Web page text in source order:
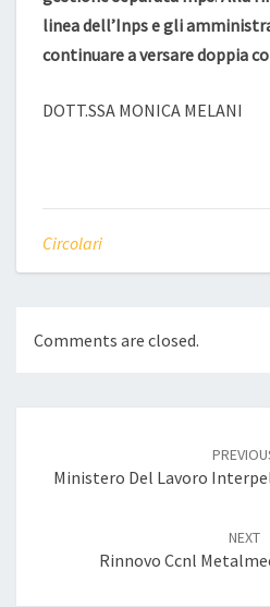
linea dell’Inps e gli
continuare a versare doppia
DOTT.SSA MONICA MELANI
Circolari
Comments are closed.
Ministero Del Lavoro
NEXT
Rinnovo Ccnl